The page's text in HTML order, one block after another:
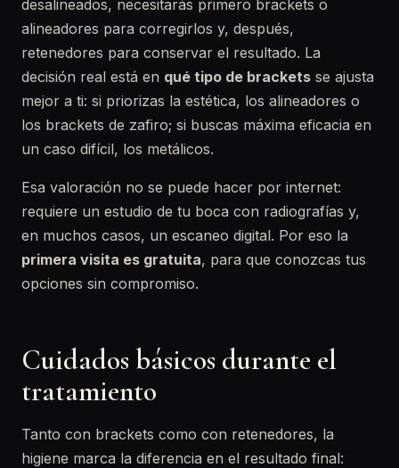
desalineados, necesitarás primero brackets o
alineadores para corregirlos y, después,
retenedores para conservar el resultado. La
decisión real está en qué tipo de brackets se ajusta
mejor a ti: si priorizas la estética, los alineadores o
los brackets de zafiro; si buscas máxima eficacia en
un caso difícil, los metálicos.
Esa valoración no se puede hacer por internet:
requiere un estudio de tu boca con radiografías y,
en muchos casos, un escaneo digital. Por eso la
primera visita es gratuita, para que conozcas tus
opciones sin compromiso.
Cuidados básicos durante el
tratamiento
Tanto con brackets como con retenedores, la
higiene marca la diferencia en el resultado final: